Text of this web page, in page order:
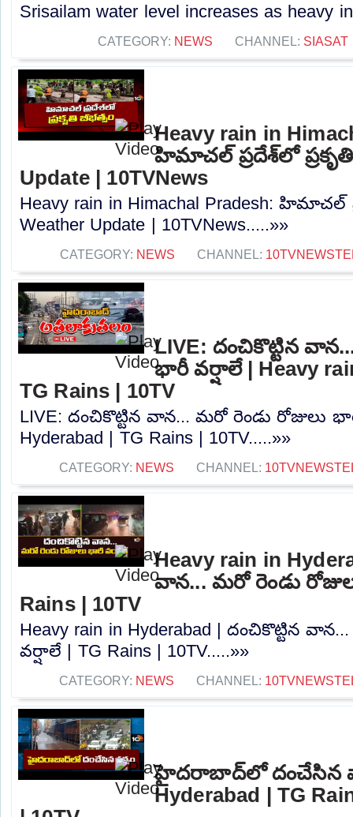
Srisailam water level increases as heavy
CATEGORY: NEWS CHANNEL: SIASAT
Heavy rain in
హిమాచల్ ప్రదేశ్‌లో
Update | 10TVNews
Heavy rain in Himachal Pradesh: హిమాచల్
Weather Update | 10TVNews.....»»
CATEGORY: NEWS CHANNEL:
LIVE: దంచికొట్టిన
భారీ వర్షాలే | Heavy
TG Rains | 10TV
LIVE: దంచికొట్టిన వాన... మరో రెండు రోజులు
Hyderabad | TG Rains | 10TV.....»»
CATEGORY: NEWS CHANNEL:
Heavy rain in
వాన... మరో రెండు
Rains | 10TV
Heavy rain in Hyderabad | దంచికొట్టిన
వర్షాలే | TG Rains | 10TV.....»»
CATEGORY: NEWS CHANNEL:
హైదరాబాద్‌లో దంచేసిన
Hyderabad | TG